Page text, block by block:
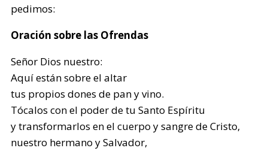
pedimos:
Oración sobre las Ofrendas
Señor Dios nuestro:
Aquí están sobre el altar
tus propios dones de pan y vino.
Tócalos con el poder de tu Santo Espíritu
y transformarlos en el cuerpo y sangre de Cristo,
nuestro hermano y Salvador,